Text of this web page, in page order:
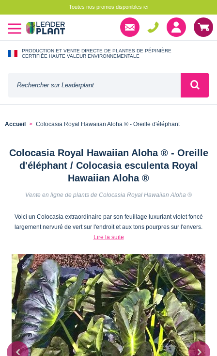
Toutes nos promos disponibles ici
PRODUCTION ET VENTE DIRECTE DE PLANTES DE PÉPINIÈRE
CERTIFIÉE HAUTE VALEUR ENVIRONNEMENTALE
Accueil Colocasia Royal Hawaiian Aloha ® - Oreille d'éléphant
Colocasia Royal Hawaiian Aloha ® - Oreille
d'éléphant / Colocasia esculenta Royal
Hawaiian Aloha ®
Vente en ligne de plants de Colocasia Royal Hawaiian Aloha ®
Voici un Colocasia extraordinaire par son feuillage luxuriant violet foncé
largement nervuré de vert sur l'endroit et aux tons pourpres sur l'envers.
Lire la suite